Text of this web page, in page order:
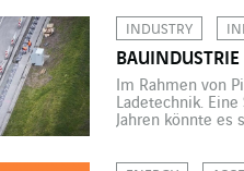
Unternehmen
INDUSTRY
Im Rahmen von
Ladetechnik.
Jahren könnte